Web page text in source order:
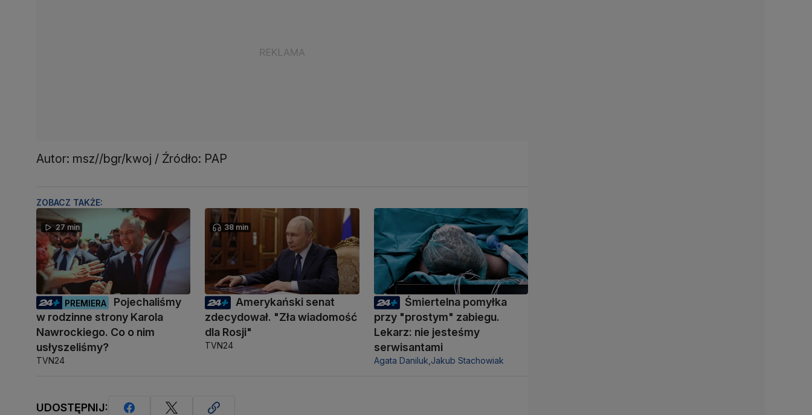
Autor: msz//bgr/kwoj / Źródło: PAP
ZOBACZ TAKŻE:
27 min
PREMIERA
Pojechaliśmy
w rodzinne strony Karola
Nawrockiego. Co o nim
usłyszeliśmy?
TVN24
38 min
Amerykański senat
zdecydował. "Zła wiadomość
dla Rosji"
TVN24
Śmiertelna pomyłka
przy "prostym" zabiegu.
Lekarz: nie jesteśmy
serwisantami
Agata Daniluk, Jakub Stachowiak
UDOSTĘPNIJ: